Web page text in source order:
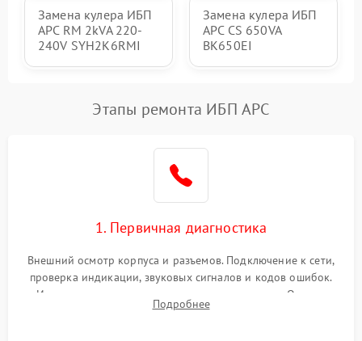
Замена кулера ИБП
APC RM 2kVA 220-
240V SYH2K6RMI
Замена кулера ИБП
APC CS 650VA
BK650EI
Этапы ремонта ИБП APC
1. Первичная диагностика
Внешний осмотр корпуса и разъемов. Подключение к сети,
проверка индикации, звуковых сигналов и кодов ошибок.
Измерение входного и выходного напряжения. Оценка
реакции ИБП на отключение основного питания без
Подробнее